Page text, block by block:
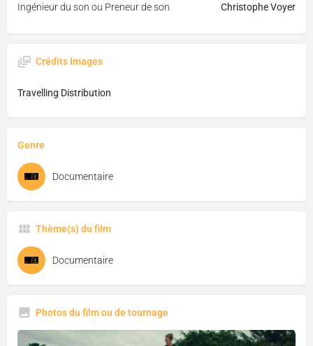
Ingénieur du son ou Preneur de son Christophe Voyer
Crédits Images
Travelling Distribution
Genre
Documentaire
Thème(s) du film
Documentaire
Photos du film ou de tournage